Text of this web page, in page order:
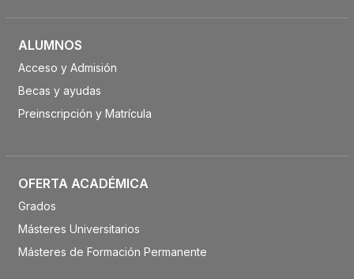
ALUMNOS
Acceso y Admisión
Becas y ayudas
Preinscripción y Matrícula
OFERTA ACADÉMICA
Grados
Másteres Universitarios
Másteres de Formación Permanente